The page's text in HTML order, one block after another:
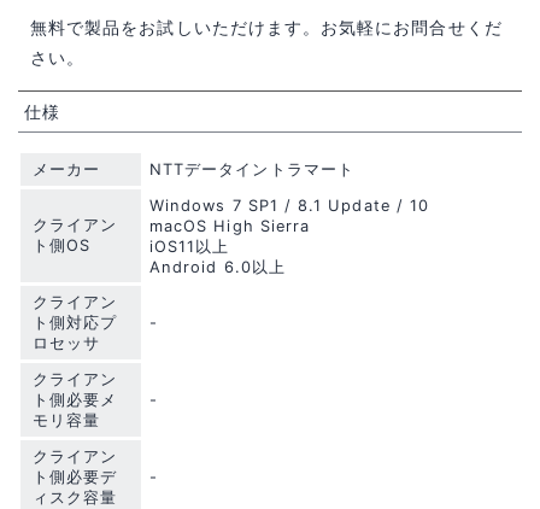
無料で製品をお試しいただけます。お気軽にお問合せくだ
さい。
仕様
メーカー NTTデータイントラマート
クライアン
ト側OS
Windows 7 SP1 / 8.1 Update / 10
macOS High Sierra
iOS11以上
Android 6.0以上
クライアン
ト側対応プ
ロセッサ
-
クライアン
ト側必要メ
モリ容量
-
クライアン
ト側必要デ
ィスク容量
-